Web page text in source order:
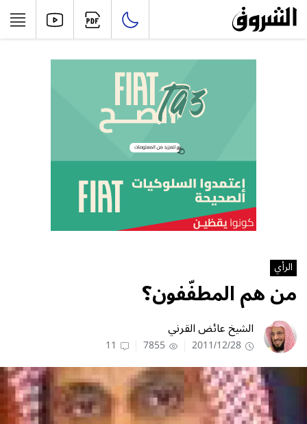
الرأي
من‭ ‬هم‭ ‬المطفّفون؟
الشيخ عائض القرني
2011/12/28
7855
11